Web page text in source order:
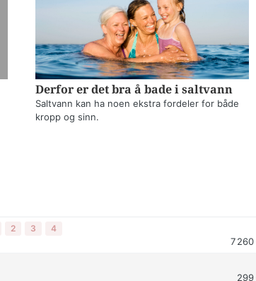
Derfor er det bra å bade i saltvann
Saltvann kan ha noen ekstra fordeler for både
kropp og sinn.
2 3 4
7 260
299